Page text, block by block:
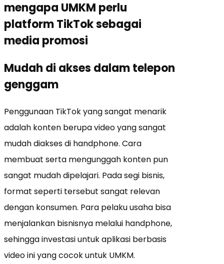
mengapa UMKM perlu
platform TikTok sebagai
media promosi
Mudah di akses dalam telepon
genggam
Penggunaan TikTok yang sangat menarik
adalah konten berupa video yang sangat
mudah diakses di handphone. Cara
membuat serta mengunggah konten pun
sangat mudah dipelajari. Pada segi bisnis,
format seperti tersebut sangat relevan
dengan konsumen. Para pelaku usaha bisa
menjalankan bisnisnya melalui handphone,
sehingga investasi untuk aplikasi berbasis
video ini yang cocok untuk UMKM.